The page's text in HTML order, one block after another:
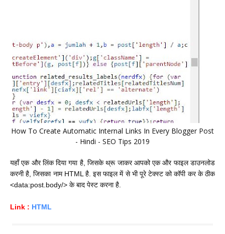
How To Create Automatic Internal Links In Every Blogger Post
- Hindi - SEO Tips 2019
यहाँ एक और लिंक दिया गया है, जिसके थ्रू जाकर आपको एक और फाइल डाउनलोड
करनी है, जिसका नाम HTML है. इस फाइल में से भी पूरे टेक्स्ट को कॉपी कर के ठीक
<data:post.body/> के बाद पेस्ट करना है.
Link : HTML